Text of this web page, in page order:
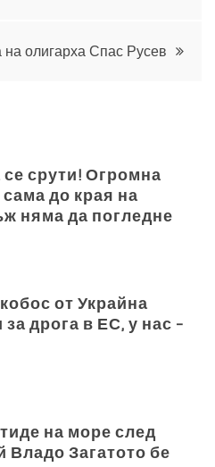
на олигарха Спас Русев
срути! Огромна
до края на
няма да погледне
от Украйна
дрога в ЕС, у нас –
на море след
Владо Загатото бе